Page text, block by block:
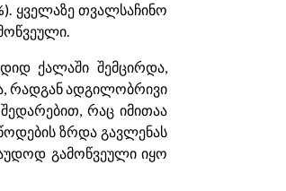
ყველაზე თვალსაჩინო
ქალაში შემცირდა,
რადგან ადგილობრივი
რაც იმითაა
ზრდა გავლენას
გამოწვეული იყო